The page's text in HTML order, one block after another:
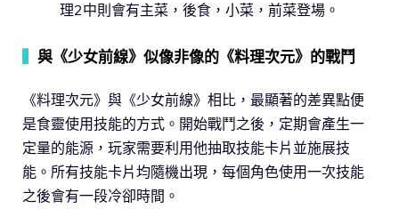
理2中則會有主菜，後食，小菜，前菜登場。
與《少女前線》似像非像的《料理次元》的戰鬥
《料理次元》與《少女前線》相比，最顯著的差異點便
是食靈使用技能的方式。開始戰鬥之後，定期會產生一
定量的能源，玩家需要利用他抽取技能卡片並施展技
能。所有技能卡片均隨機出現，每個角色使用一次技能
之後會有一段冷卻時間。